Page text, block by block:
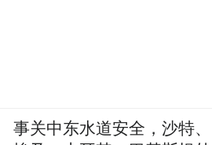
事关中东水道安全，沙特、